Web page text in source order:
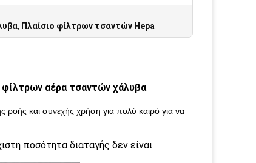
, Πλαίσιο φίλτρων τσαντών Hepa
αέρα τσαντών χάλυβα
ροής και συνεχής χρήση για πολύ καιρό για να
ποσότητα διαταγής δεν είναι